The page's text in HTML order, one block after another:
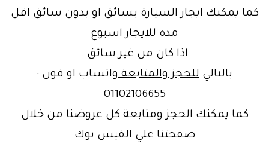
كما يمكنك ايجار السيارة بسائق او بدون سائق اقل
مده للايجار اسبوع
اذا كان من غير سائق .
بالتالي للحجز والمتابعةواتساب او فون :
01102106655
كما يمكنك الحجز ومتابعة كل عروضنا من خلال
صفحتنا علي الفيس بوك